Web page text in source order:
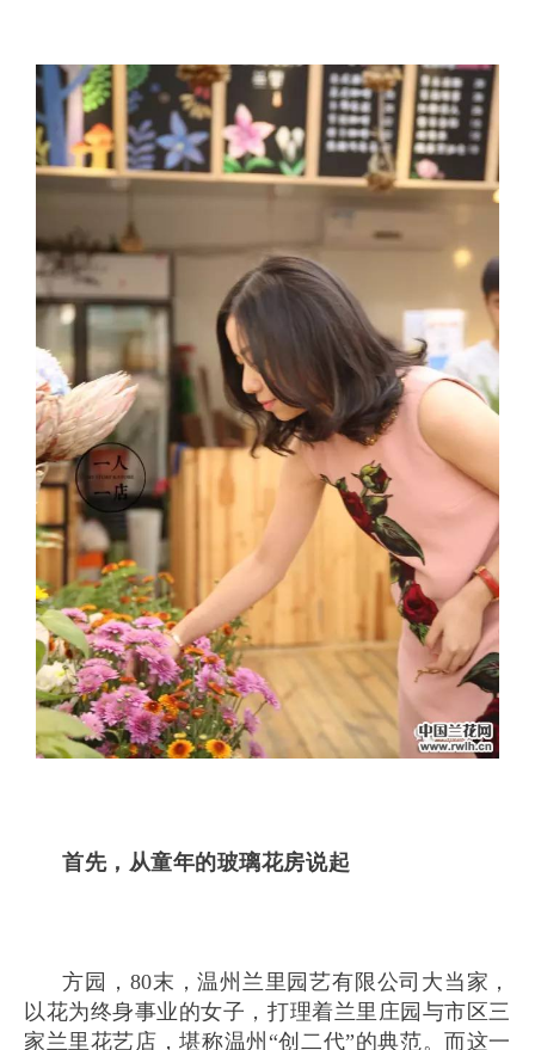
首先，从童年的玻璃花房说起
方园，80末，温州兰里园艺有限公司大当家，
以花为终身事业的女子，打理着兰里庄园与市区三
家兰里花艺店，堪称温州“创二代”的典范。而这一